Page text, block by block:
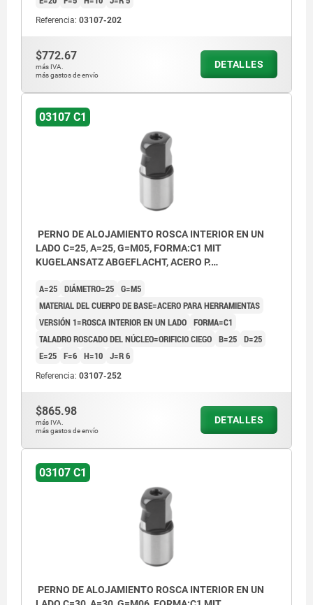
Referencia: 03107-202
$772.67
más IVA.
más gastos de envío
DETALLES
03107 C1
PERNO DE ALOJAMIENTO ROSCA INTERIOR EN UN
LADO C=25, A=25, G=M05, FORMA:C1 MIT
KUGELANSATZ ABGEFLACHT, ACERO P.
A=25 DIÁMETRO=25 G=M5
MATERIAL DEL CUERPO DE BASE=ACERO PARA HERRAMIENTAS
VERSIÓN 1=ROSCA INTERIOR EN UN LADO FORMA=C1
TALADRO ROSCADO DEL NÚCLEO=ORIFICIO CIEGO B=25 D=25
E=25 F=6 H=10 J=R 6
Referencia: 03107-252
$865.98
más IVA.
más gastos de envío
DETALLES
03107 C1
PERNO DE ALOJAMIENTO ROSCA INTERIOR EN UN